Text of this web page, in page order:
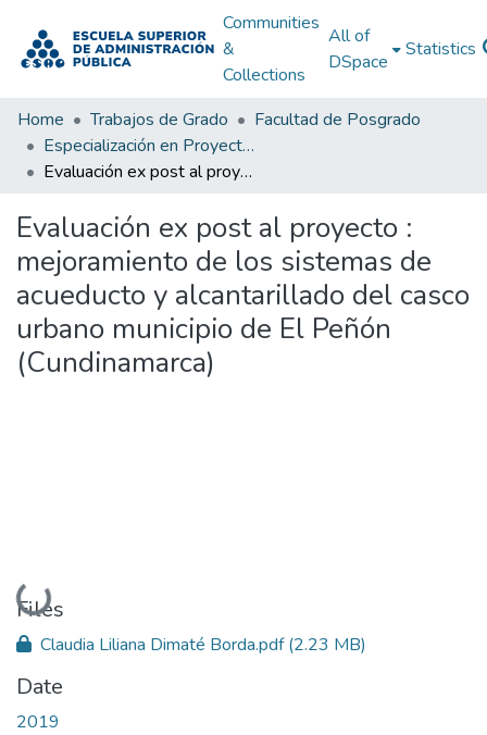
Communities
&
Collections
All of
DSpace
Statistics
Home Trabajos de Grado
Facultad de Posgrado
Especialización en Proyectos de Desarrollo
Evaluación ex post al proyecto : mejoramiento de los sistemas de acueducto y alcantarillado del casco urbano municipio de El Peñón (Cundinamarca)
Evaluación ex post al proyecto :
mejoramiento de los sistemas de
acueducto y alcantarillado del casco
urbano municipio de El Peñón
(Cundinamarca)
Loading...
Files
Claudia Liliana Dimaté Borda.pdf(2.23 MB)
Date
2019